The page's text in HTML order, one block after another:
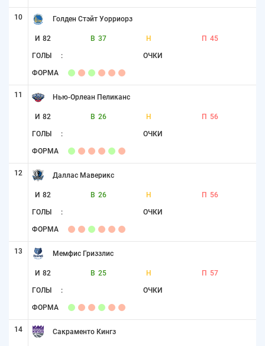
10 Голден Стэйт Уорриорз
И 82 В 37 Н П 45
ГОЛЫ : ОЧКИ
ФОРМА
11 Нью-Орлеан Пеликанс
И 82 В 26 Н П 56
ГОЛЫ : ОЧКИ
ФОРМА
12 Даллас Маверикс
И 82 В 26 Н П 56
ГОЛЫ : ОЧКИ
ФОРМА
13 Мемфис Гриззлис
И 82 В 25 Н П 57
ГОЛЫ : ОЧКИ
ФОРМА
14 Сакраменто Кингз